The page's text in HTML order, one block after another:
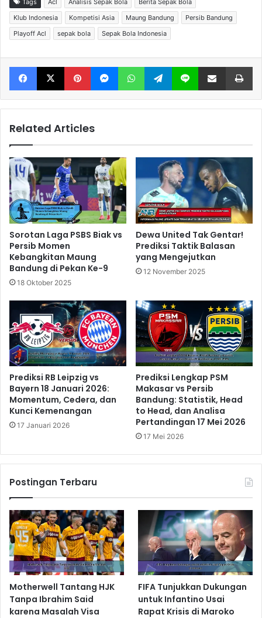
Klub Indonesia
Kompetisi Asia Maung Bandung
Persib Bandung
Playoff Acl
sepak bola Sepak Bola Indonesia
Facebook X Pinterest Messenger WhatsApp Telegram Line Share via Email
Related Articles
Sorotan Laga PSBS Biak vs
Persib Momen
Kebangkitan Maung
Bandung di Pekan Ke-9
18 Oktober 2025
Dewa United Tak Gentar!
Prediksi Taktik Balasan
yang Mengejutkan
12 November 2025
Prediksi RB Leipzig vs
Bayern 18 Januari 2026:
Momentum, Cedera, dan
Kunci Kemenangan
17 Januari 2026
Prediksi Lengkap PSM
Makasar vs Persib
Bandung: Statistik, Head
to Head, dan Analisa
Pertandingan 17 Mei 2026
17 Mei 2026
Postingan Terbaru
Motherwell Tantang HJK
Tanpa Ibrahim Said
karena Masalah Visa
FIFA Tunjukkan Dukungan
untuk Infantino Usai
Rapat Krisis di Maroko